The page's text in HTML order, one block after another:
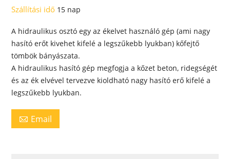
Szállítási idő 15 nap
A hidraulikus osztó egy az ékelvet használó gép (ami nagy
hasító erőt kivehet kifelé a legszűkebb lyukban) kőfejtő
tömbök bányászata.
A hidraulikus hasító gép megfogja a kőzet beton, ridegségét
és az ék elvével tervezve kioldható nagy hasító erő kifelé a
legszűkebb lyukban.
 Email